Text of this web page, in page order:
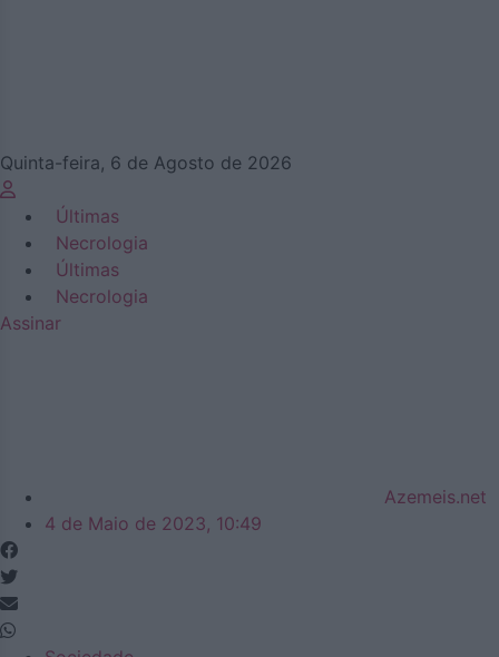
Quinta-feira, 6 de Agosto de 2026
Últimas
Necrologia
Últimas
Necrologia
Assinar
Azemeis.net
4 de Maio de 2023, 10:49